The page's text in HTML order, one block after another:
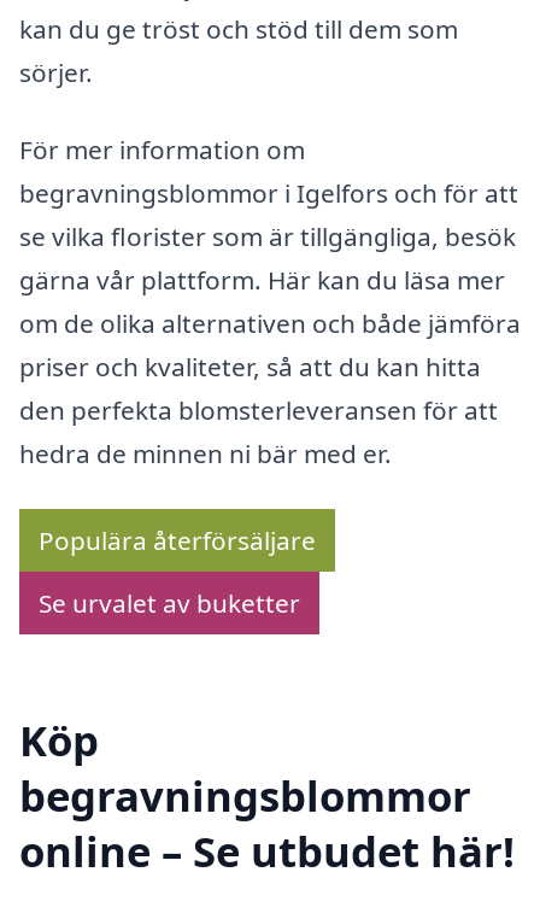
kan du ge tröst och stöd till dem som
sörjer.
För mer information om
begravningsblommor i Igelfors och för att
se vilka florister som är tillgängliga, besök
gärna vår plattform. Här kan du läsa mer
om de olika alternativen och både jämföra
priser och kvaliteter, så att du kan hitta
den perfekta blomsterleveransen för att
hedra de minnen ni bär med er.
Populära återförsäljare
Se urvalet av buketter
Köp
begravningsblommor
online – Se utbudet här!